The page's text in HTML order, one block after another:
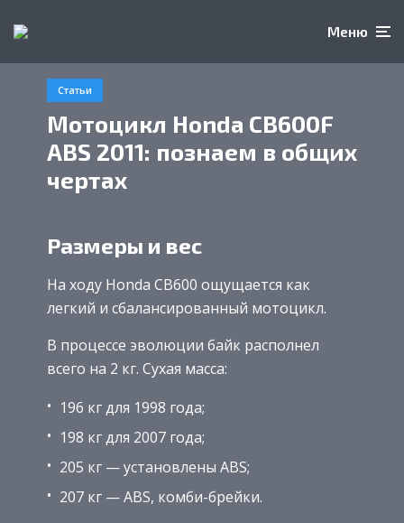
Меню
Статьи
Мотоцикл Honda CB600F
ABS 2011: познаем в общих
чертах
Размеры и вес
На ходу Honda CB600 ощущается как
легкий и сбалансированный мотоцикл.
В процессе эволюции байк располнел
всего на 2 кг. Сухая масса:
196 кг для 1998 года;
198 кг для 2007 года;
205 кг — установлены ABS;
207 кг — ABS, комби-брейки.